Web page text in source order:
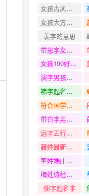
女孩古风意境的名字
女孩大方的名字
羡字的意思
带思字女孩名字
女孩100好听的名字
演字男孩名字大全
褚字起名寓意
符合国学底蕴的女孩名字
带白字男孩名字
远字五行是什么
聂姓最新最萌最可爱的名字
董姓端庄大方的名字
梅姓诗经楚辞中好听的名字
佃字起名字